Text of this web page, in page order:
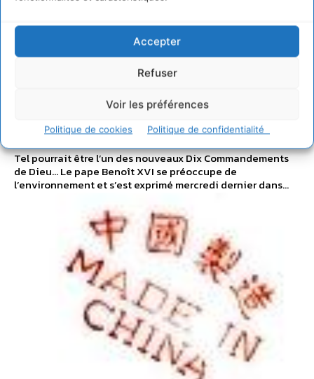
Accepter
Refuser
Voir les préférences
Politique de cookies Politique de confidentialité
Ne pas surexploiter les
ressources de la
planète
CARINE HAZEBROUCQ - 12 SEPTEMBRE 2007
Tel pourrait être l’un des nouveaux Dix Commandements
de Dieu... Le pape Benoît XVI se préoccupe de
l’environnement et s’est exprimé mercredi dernier dans...